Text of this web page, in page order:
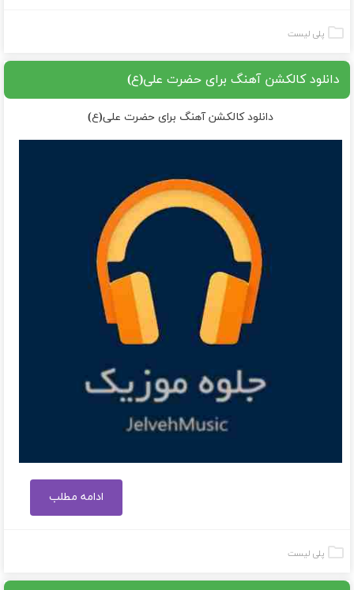
پلی لیست
دانلود کالکشن آهنگ برای حضرت علی(ع)
دانلود کالکشن آهنگ برای حضرت علی(ع)
ادامه مطلب
پلی لیست